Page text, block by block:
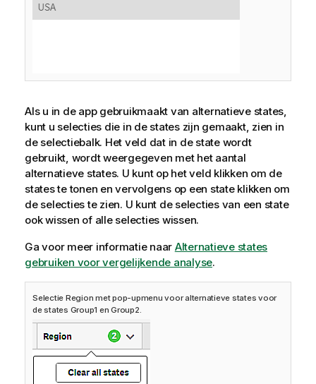
Als u in de app gebruikmaakt van alternatieve states,
kunt u selecties die in de states zijn gemaakt, zien in
de selectiebalk. Het veld dat in de state wordt
gebruikt, wordt weergegeven met het aantal
alternatieve states. U kunt op het veld klikken om de
states te tonen en vervolgens op een state klikken om
de selecties te zien. U kunt de selecties van een state
ook wissen of alle selecties wissen.
Ga voor meer informatie naar Alternatieve states
gebruiken voor vergelijkende analyse.
Selectie Region met pop-upmenu voor alternatieve states voor
de states Group1 en Group2.